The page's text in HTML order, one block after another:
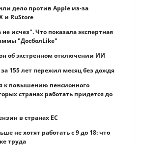
дело против Apple из-за
и RuStore
исчез". Что показала экспертная
"ДосболLike"
об экстренном отключении ИИ
155 лет пережил месяц без дождя
к повышению пенсионного
странах работать придется до
в странах ЕС
не хотят работать с 9 до 18: что
труда